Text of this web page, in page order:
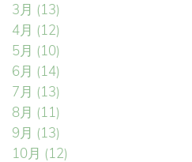
3月 (13)
4月 (12)
5月 (10)
6月 (14)
7月 (13)
8月 (11)
9月 (13)
10月 (12)